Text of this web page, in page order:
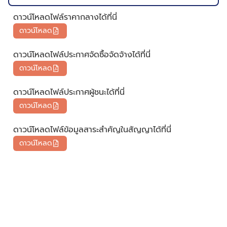
ดาวน์โหลดไฟล์ราคากลางได้ที่นี่
ดาวน์โหลด
ดาวน์โหลดไฟล์ประกาศจัดซื้อจัดจ้างได้ที่นี่
ดาวน์โหลด
ดาวน์โหลดไฟล์ประกาศผู้ชนะได้ที่นี่
ดาวน์โหลด
ดาวน์โหลดไฟล์ข้อมูลสาระสำคัญในสัญญาได้ที่นี่
ดาวน์โหลด